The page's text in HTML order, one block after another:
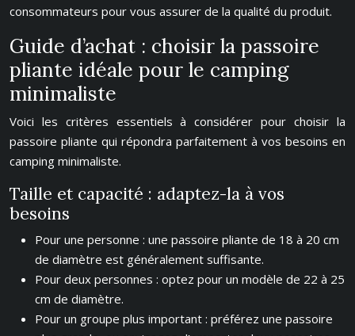
consommateurs pour vous assurer de la qualité du produit.
Guide d’achat : choisir la passoire
pliante idéale pour le camping
minimaliste
Voici les critères essentiels à considérer pour choisir la
passoire pliante qui répondra parfaitement à vos besoins en
camping minimaliste.
Taille et capacité : adaptez-la à vos
besoins
Pour une personne : une passoire pliante de 18 à 20 cm
de diamètre est généralement suffisante.
Pour deux personnes : optez pour un modèle de 22 à 25
cm de diamètre.
Pour un groupe plus important : préférez une passoire